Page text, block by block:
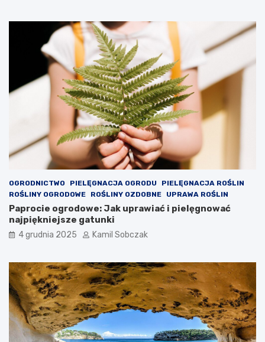
l
OGRODNICTWO PIELĘGNACJA OGRODU
PIELĘGNACJA ROŚLIN
ROŚLINY OGRODOWE
ROŚLINY OZDOBNE UPRAWA ROŚLIN
Paprocie ogrodowe: Jak uprawiać i pielęgnować
najpiękniejsze gatunki
4 grudnia 2025 Kamil Sobczak